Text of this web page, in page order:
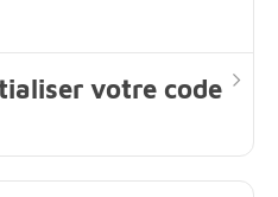
votre code